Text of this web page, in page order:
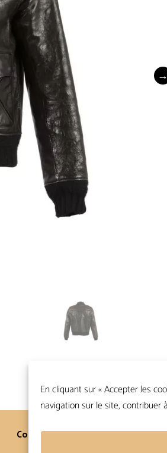
En cliquant sur « Accepter les
navigation sur le site, contribuer
Contacts